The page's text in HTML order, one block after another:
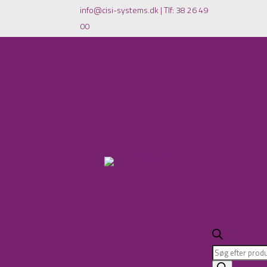
info@cisi-systems.dk |Tlf: 38 26 49
00
Products